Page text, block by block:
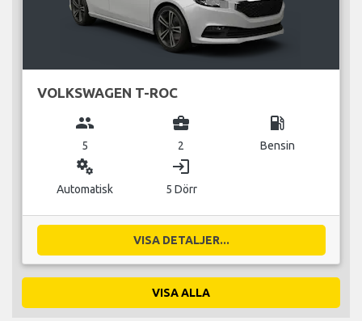
VOLKSWAGEN T-ROC
group
5
business_center
2
local_gas_station
Bensin
miscellaneous_services
Automatisk
login
5 Dörr
VISA DETALJER...
VISA ALLA